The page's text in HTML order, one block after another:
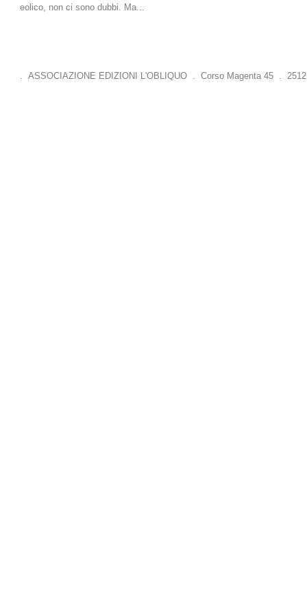
eolico, non ci sono dubbi. Ma...
. ASSOCIAZIONE EDIZIONI L'OBLIQUO . Corso Magenta 45 .